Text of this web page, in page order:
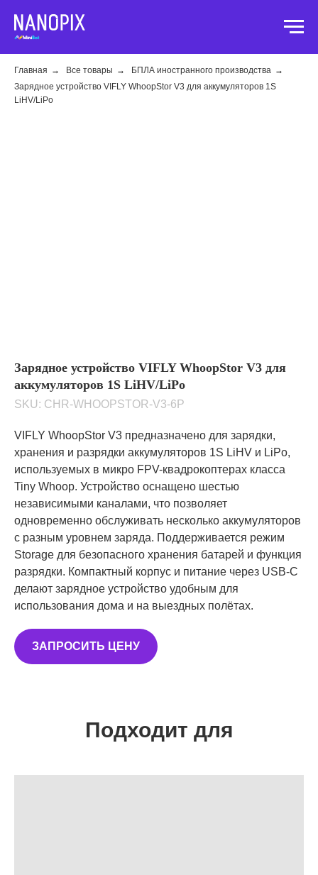
Главная → Все товары → БПЛА иностранного производства →
Зарядное устройство VIFLY WhoopStor V3 для аккумуляторов 1S
LiHV/LiPo
Зарядное устройство VIFLY WhoopStor V3 для
аккумуляторов 1S LiHV/LiPo
SKU: CHR-WHOOPSTOR-V3-6P
VIFLY WhoopStor V3 предназначено для зарядки,
хранения и разрядки аккумуляторов 1S LiHV и LiPo,
используемых в микро FPV-квадрокоптерах класса
Tiny Whoop. Устройство оснащено шестью
независимыми каналами, что позволяет
одновременно обслуживать несколько аккумуляторов
с разным уровнем заряда. Поддерживается режим
Storage для безопасного хранения батарей и функция
разрядки. Компактный корпус и питание через USB-C
делают зарядное устройство удобным для
использования дома и на выездных полётах.
ЗАПРОСИТЬ ЦЕНУ
Подходит для